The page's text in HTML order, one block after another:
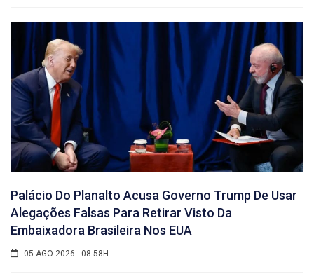
Palácio Do Planalto Acusa Governo Trump De Usar
Alegações Falsas Para Retirar Visto Da
Embaixadora Brasileira Nos EUA
05 AGO 2026 - 08:58H